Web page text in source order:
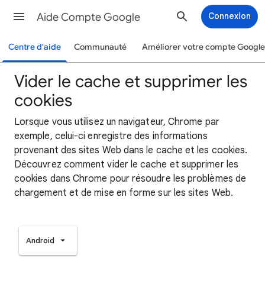
Aide Compte Google Connexion
Centre d'aide Communauté Améliorer votre compte Google
Vider le cache et supprimer les
cookies
Lorsque vous utilisez un navigateur, Chrome par
exemple, celui-ci enregistre des informations
provenant des sites Web dans le cache et les cookies.
Découvrez comment vider le cache et supprimer les
cookies dans Chrome pour résoudre les problèmes de
chargement et de mise en forme sur les sites Web.
Android